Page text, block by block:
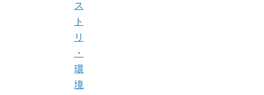
ス
ト
リ
・
環
境